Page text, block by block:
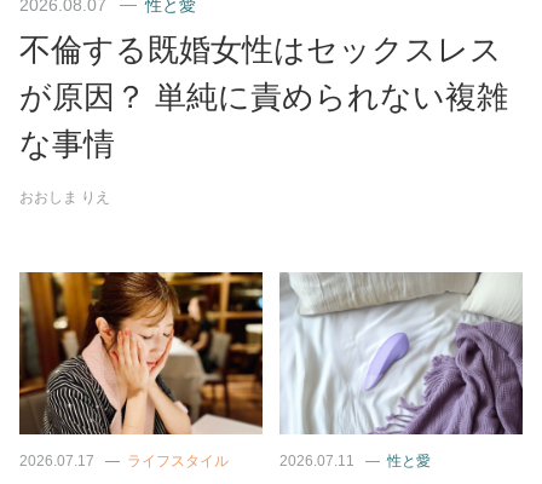
2026.08.07 性と愛
不倫する既婚女性はセックスレス
が原因？ 単純に責められない複雑
な事情
おおしま りえ
2026.07.17 ライフスタイル 2026.07.11 性と愛